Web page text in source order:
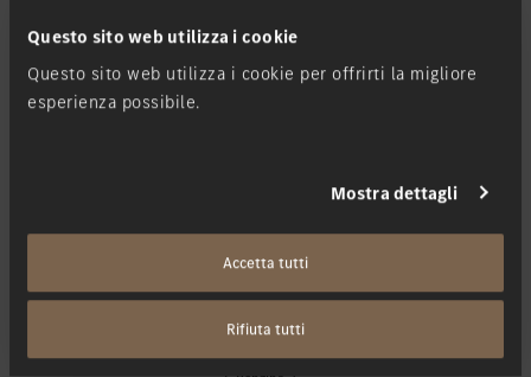
Questo sito web utilizza i cookie
Questo sito web utilizza i cookie per offrirti la migliore
esperienza possibile.
Mostra dettagli
Accetta tutti
Rifiuta tutti
GLA